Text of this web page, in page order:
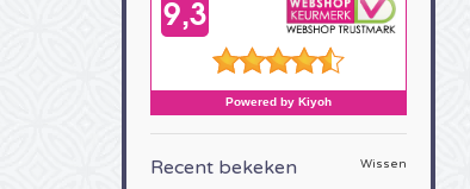
Recent bekeken Wissen